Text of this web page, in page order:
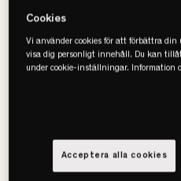
Gripsholm
Percale
Cookies
Vi använder cookies för att förbättra din
visa dig personligt innehåll. Du kan
under cookie-inställningar. Information
Acceptera alla cookies